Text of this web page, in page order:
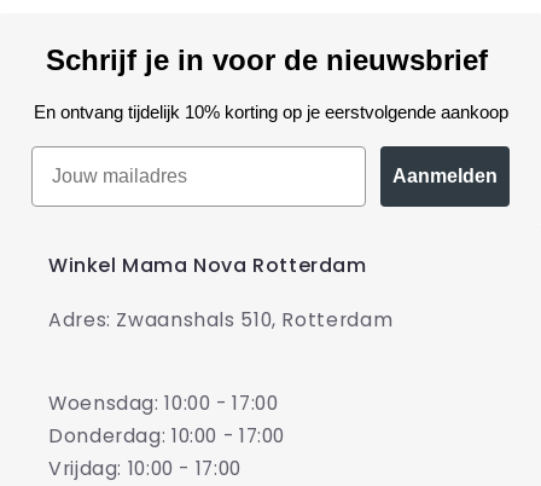
Schrijf je in voor de nieuwsbrief
En ontvang tijdelijk 10% korting op je eerstvolgende aankoop
Aanmelden
Winkel Mama Nova Rotterdam
Adres: Zwaanshals 510, Rotterdam
Woensdag: 10:00 - 17:00
Donderdag: 10:00 - 17:00
Vrijdag: 10:00 - 17:00